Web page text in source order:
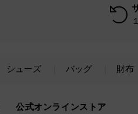
シューズ バッグ 財布
公式オンラインストア